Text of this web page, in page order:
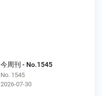
今周刊 - No.1545
No. 1545
2026-07-30